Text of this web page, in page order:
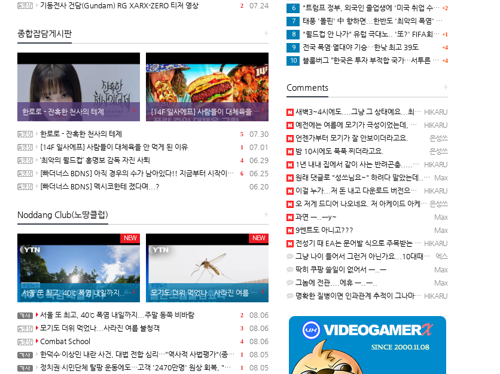
2 07.24
기동전사 건담(Gundam) RG XARX-ZERO 티저 영상
+
종합잡담게시판
5
한로로 - 잔혹한 천사의 테제 1
[14F 일사에프] 사람들이 대체육을 안 먹게 된 이유
5 07.30
한로로 - 잔혹한 천사의 테제
1 07.01
[14F 일사에프] 사람들이 대체육을 안 먹게 된 이유
4 06.29
‘최악의 월드컵’ 홍명보 감독 자진 사퇴
6 06.25
[빠더너스 BDNS] 아직 경우의 수가 남아있다!! 지금부터 시작이야!!
06.20
[빠더너스 BDNS] 멕시코한테 졌다며...?
+
Noddang Club(노땅클럽)
NEW
2
서울 또 최고, 40℃ 폭염 내일까지...주말 동쪽 비바람
NEW
3
모기도 더위 먹었나...사라진 여름 불청객
2 08.06
서울 또 최고, 40℃ 폭염 내일까지...주말 동쪽 비바람
3 08.06
모기도 더위 먹었나...사라진 여름 불청객
4 08.06
Combat School
1 08.05
한덕수·이상민 내란 사건, 대법 전합 심리…"역사적 사법평가"(종합)
1 08.05
정치권·시민단체 탈팡 운동에도…고객 '2470만명' 원상 회복, "고물가에 돌팡"
+2
6 "트럼프 정부, 외국인 졸업생에 '미국 취업 수수료' 1.4억 원 검토
7 태풍 '돌핀' 中 향하면...한반도 '최악의 폭염' 시나리오
+1
8 "월드컵 안 나가" 유럽 극대노.. '또?' FIFA회장에 '진절머리'
+4
9 전국 폭염·열대야 기승‥한낮 최고 39도
+4
10 블룸버그 “한국은 투자 부적합 국가…서투른 정책이 투자자에게 트라우마”
+
Comments
HIKARU
새벽3~4시에도....그냥 그 상태예요...최근 1주일은....
HIKARU
예전에는 여름에 모기가 극성이었는데, 여름에는 안나오는 것 같은.....ㅎ ㅎ)
은성쓰
언젠가부터 모기가 잘 안보이더라고요.
은성쓰
밤 10시에도 푹푹 찌더라고요.
HIKARU
1년 내내 집에서 같이 사는 반려곤충.....이죠...
Max
원래 댓글로 "성쓰님요~" 하려다 말았는데... 본인 등판 ㅡ..ㅡy~
HIKARU
이걸 누가...저 돈 내고 다운로드 버전으로 하냐... 성쓰님이 계셨다!!!...
은성쓰
오 저게 드디어 나오네요. 저 아케이드 아케이브즈 게임 많이 샀는데요 ㅎㅎㅎ
Max
과연 ㅡ..ㅡy~
Max
9쎈트도 아니고???
HIKARU
전성기 때 EA는 문어발 식으로 주목받는 개발 스튜디오 흡수하고, 빙신....만들어서 내다 버리는 걸로 유명…
엑스
그냥 나이 들어서 그런거 아닌가요...10대때부터 20대떄까지 관찰한거면 몰라도...
Max
딱히 쿠팡 쓸일이 없어서 ㅡ..ㅡ
Max
그놈에 전관....에휴 ㅡ..ㅡ..
HIKARU
명확한 질병이면 인과관계 추적이 그나마 가능한데... 기억력 감퇴는 상대적인 거고, 개인 편차가 심해서...…